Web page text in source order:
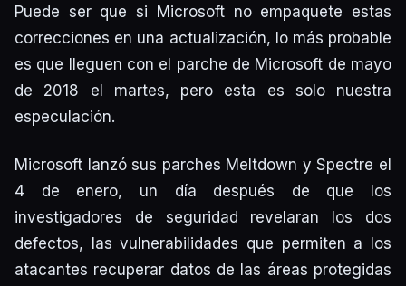
Puede ser que si Microsoft no empaquete estas
correcciones en una actualización, lo más probable
es que lleguen con el parche de Microsoft de mayo
de 2018 el martes, pero esta es solo nuestra
especulación.
Microsoft lanzó sus parches Meltdown y Spectre el
4 de enero, un día después de que los
investigadores de seguridad revelaran los dos
defectos, las vulnerabilidades que permiten a los
atacantes recuperar datos de las áreas protegidas